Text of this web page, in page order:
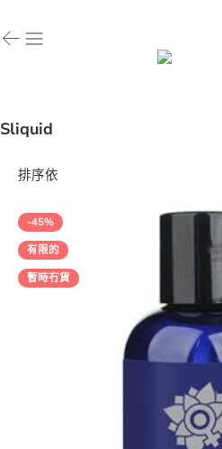
Sliquid
排序依
-45%
有限的
暫時冇貨